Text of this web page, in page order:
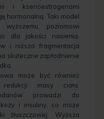
i ksenoestrogenami
hormonalną. Taki model
poziomowi
dla jakości nasienia.
i niższa fragmentacja
skuteczne zapłodnienie
może być również
masy ciała.
prowadzi do
i insuliny, co może
tłuszczowej. Wyższa